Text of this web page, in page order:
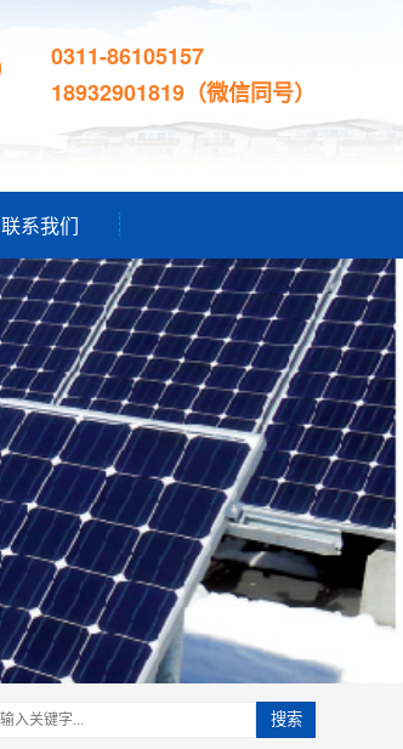
0311-86105157
18932901819（微信同号）
联系我们
搜索